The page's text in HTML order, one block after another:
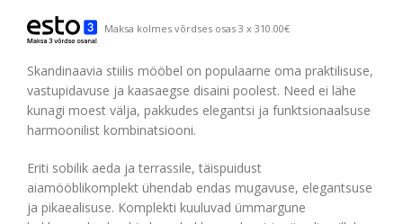
Maksa kolmes võrdses osas 3 x 310.00€
Skandinaavia stiilis mööbel on populaarne oma praktilisuse,
vastupidavuse ja kaasaegse disaini poolest. Need ei lähe
kunagi moest välja, pakkudes elegantsi ja funktsionaalsuse
harmoonilist kombinatsiooni.
Eriti sobilik aeda ja terrassile, täispuidust
aiamööblikomplekt ühendab endas mugavuse, elegantsuse
ja pikaealisuse. Komplekti kuuluvad ümmargune